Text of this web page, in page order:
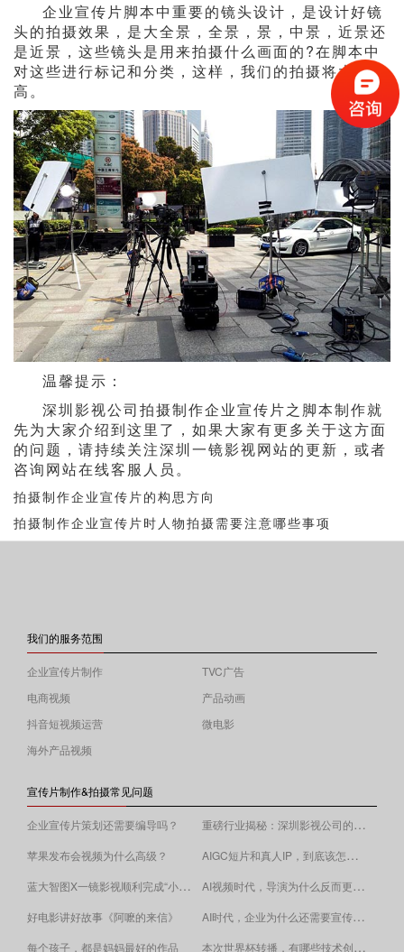
企业宣传片脚本中重要的镜头设计，是设计好镜
头的拍摄效果，是大全景，全景，景，中景，近景还
是近景，这些镜头是用来拍摄什么画面的?在脚本中
对这些进行标记和分类，这样，我们的拍摄将大大提
高。
温馨提示：
深圳影视公司拍摄制作企业宣传片之脚本制作就
先为大家介绍到这里了，如果大家有更多关于这方面
的问题，请持续关注深圳一镜影视网站的更新，或者
咨询网站在线客服人员。
拍摄制作企业宣传片的构思方向
拍摄制作企业宣传片时人物拍摄需要注意哪些事项
我们的服务范围
企业宣传片制作
TVC广告
电商视频
产品动画
抖音短视频运营
微电影
海外产品视频
宣传片制作&拍摄常见问题
企业宣传片策划还需要编导吗？ 重磅行业揭秘：深圳影视公司的收费逻辑！
苹果发布会视频为什么高级？
AIGC短片和真人IP，到底该怎么选？
蓝大智图X一镜影视顺利完成“小蓝本”广告影片拍摄制作。
AI视频时代，导演为什么反而更重要？
好电影讲好故事《阿嚒的来信》 AI时代，企业为什么还需要宣传片？
每个孩子，都是妈妈最好的作品 ​本次世界杯转播，有哪些技术创新值得关注？